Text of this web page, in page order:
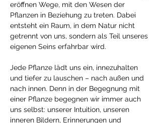
eröffnen Wege, mit den Wesen der
Pflanzen in Beziehung zu treten. Dabei
entsteht ein Raum, in dem Natur nicht
getrennt von uns, sondern als Teil unseres
eigenen Seins erfahrbar wird.
Jede Pflanze lädt uns ein, innezuhalten
und tiefer zu lauschen – nach außen und
nach innen. Denn in der Begegnung mit
einer Pflanze begegnen wir immer auch
uns selbst: unserer Intuition, unseren
inneren Bildern, Erinnerungen und